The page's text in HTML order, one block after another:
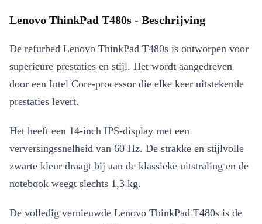
Lenovo ThinkPad T480s - Beschrijving
De refurbed Lenovo ThinkPad T480s is ontworpen voor
superieure prestaties en stijl. Het wordt aangedreven
door een Intel Core-processor die elke keer uitstekende
prestaties levert.
Het heeft een 14-inch IPS-display met een
verversingssnelheid van 60 Hz. De strakke en stijlvolle
zwarte kleur draagt bij aan de klassieke uitstraling en de
notebook weegt slechts 1,3 kg.
De volledig vernieuwde Lenovo ThinkPad T480s is de